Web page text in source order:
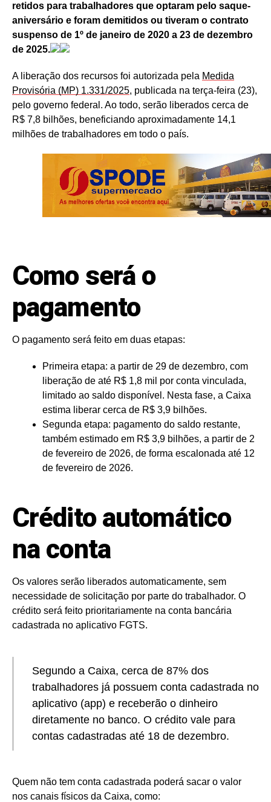
retidos para trabalhadores que optaram pelo saque-
aniversário e foram demitidos ou tiveram o contrato
suspenso de 1º de janeiro de 2020 a 23 de dezembro
de 2025.
A liberação dos recursos foi autorizada pela Medida
Provisória (MP) 1.331/2025, publicada na terça-feira (23),
pelo governo federal. Ao todo, serão liberados cerca de
R$ 7,8 bilhões, beneficiando aproximadamente 14,1
milhões de trabalhadores em todo o país.
Como será o
pagamento
O pagamento será feito em duas etapas:
Primeira etapa: a partir de 29 de dezembro, com
liberação de até R$ 1,8 mil por conta vinculada,
limitado ao saldo disponível. Nesta fase, a Caixa
estima liberar cerca de R$ 3,9 bilhões.
Segunda etapa: pagamento do saldo restante,
também estimado em R$ 3,9 bilhões, a partir de 2
de fevereiro de 2026, de forma escalonada até 12
de fevereiro de 2026.
Crédito automático
na conta
Os valores serão liberados automaticamente, sem
necessidade de solicitação por parte do trabalhador. O
crédito será feito prioritariamente na conta bancária
cadastrada no aplicativo FGTS.
Segundo a Caixa, cerca de 87% dos
trabalhadores já possuem conta cadastrada no
aplicativo (app) e receberão o dinheiro
diretamente no banco. O crédito vale para
contas cadastradas até 18 de dezembro.
Quem não tem conta cadastrada poderá sacar o valor
nos canais físicos da Caixa, como: